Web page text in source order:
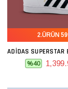
2.ÜRÜN
ADIDAS SUPERSTAR
%40